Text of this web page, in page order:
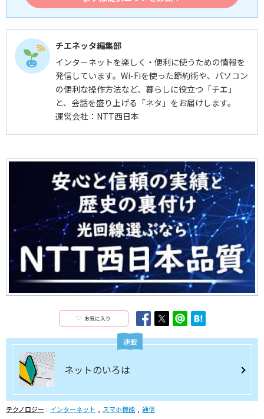
チエネッタ編集部
インターネットを楽しく・便利に使うための情報を
発信しています。Wi-Fiを使った節約術や、パソコン
の便利な操作方法など、暮らしに役立つ「チエ」
と、会話を盛り上げる「ネタ」をお届けします。
運営会社：NTT西日本
お気に入り
連載
ネットのいろは
テクノロジー インターネット スマホ機能 通信